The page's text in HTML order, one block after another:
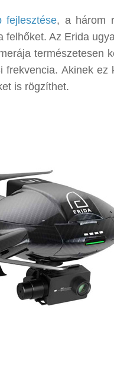
fejlesztése, a három
felhőket. Az Erida
Akinek
is rögzíthet.